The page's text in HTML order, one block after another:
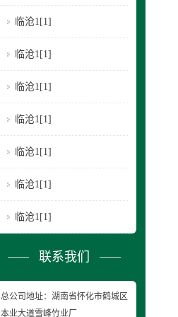
临沧1[1]
临沧1[1]
临沧1[1]
临沧1[1]
临沧1[1]
临沧1[1]
临沧1[1]
联系我们
总公司地址：湖南省怀化市鹤城区
本业大道雪峰竹业厂